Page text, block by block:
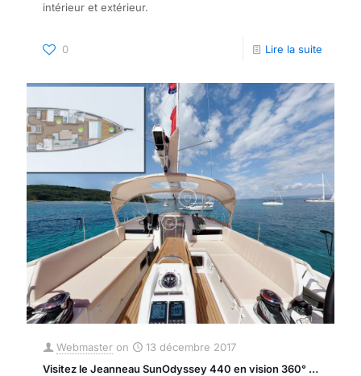
intérieur et extérieur.
0 Lire la suite
Webmaster on
13 décembre 2017
Visitez le Jeanneau SunOdyssey 440 en vision 360° …